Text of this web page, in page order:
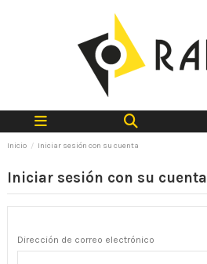
Inicio Iniciar sesión con su cuenta
Iniciar sesión con su cuenta
Dirección de correo electrónico